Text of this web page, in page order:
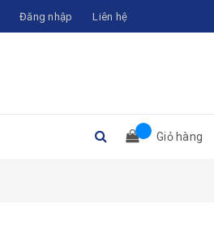
Đăng nhập Liên hệ
Giỏ hàng